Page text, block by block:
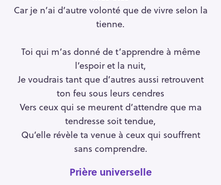
Car je n’ai d’autre volonté que de vivre selon la
tienne.
Toi qui m’as donné de t’apprendre à même
l’espoir et la nuit,
Je voudrais tant que d’autres aussi retrouvent
ton feu sous leurs cendres
Vers ceux qui se meurent d’attendre que ma
tendresse soit tendue,
Qu’elle révèle ta venue à ceux qui souffrent
sans comprendre.
Prière universelle